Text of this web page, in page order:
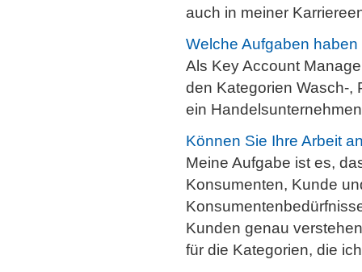
auch in meiner
Welche Aufgaben
Als Key Account
den Kategorien Wasch-,
ein
Können Sie Ihre Arbeit
Meine Aufgabe ist es,
Konsumenten, Kunde
Kunden genau
für die Kategorien, die